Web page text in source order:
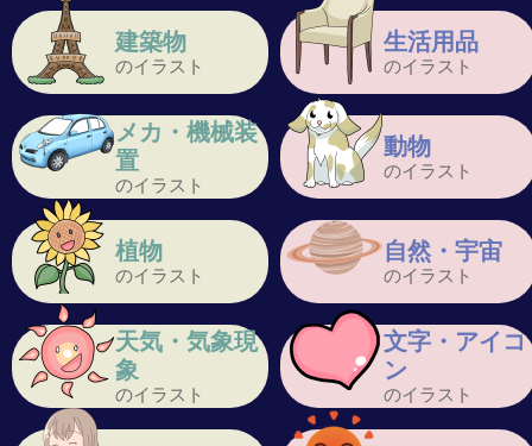
建築物
のイラスト
生活用品
のイラスト
メカ・機械装
置
のイラスト
動物
のイラスト
植物
のイラスト
自然・宇宙
のイラスト
天気・気象現
象
のイラスト
文字・アイコ
ン
のイラスト